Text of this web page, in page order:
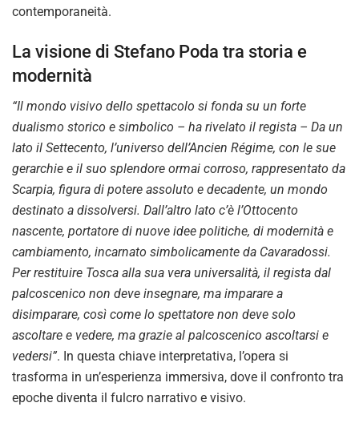
contemporaneità.
La visione di Stefano Poda tra storia e
modernità
“Il mondo visivo dello spettacolo si fonda su un forte
dualismo storico e simbolico – ha rivelato il regista – Da un
lato il Settecento, l’universo dell’Ancien Régime, con le sue
gerarchie e il suo splendore ormai corroso, rappresentato da
Scarpia, figura di potere assoluto e decadente, un mondo
destinato a dissolversi. Dall’altro lato c’è l’Ottocento
nascente, portatore di nuove idee politiche, di modernità e
cambiamento, incarnato simbolicamente da Cavaradossi.
Per restituire Tosca alla sua vera universalità, il regista dal
palcoscenico non deve insegnare, ma imparare a
disimparare, così come lo spettatore non deve solo
ascoltare e vedere, ma grazie al palcoscenico ascoltarsi e
vedersi”. In questa chiave interpretativa, l’opera si
trasforma in un’esperienza immersiva, dove il confronto tra
epoche diventa il fulcro narrativo e visivo.